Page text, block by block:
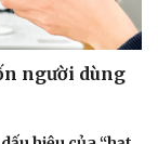
người dùng